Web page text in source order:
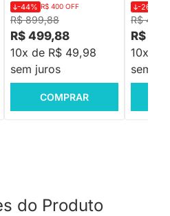
R$ 899,88
-44% R$ 400 OFF
R$ 499,88
10x de R$ 49,98
sem juros
COMPRAR
R$
-26%
R$
10x de
sem
do Produto